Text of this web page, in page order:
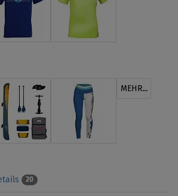
MEHR...
20